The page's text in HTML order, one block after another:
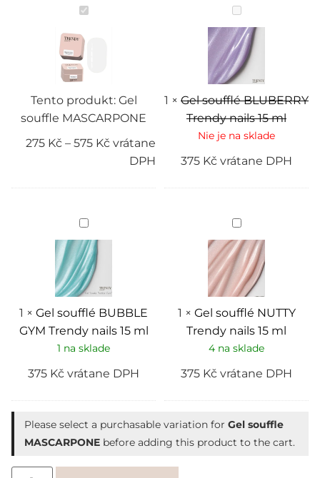
Gel
souffle
Tento produkt: Gel
souffle MASCARPONE
275 Kč – 575 Kč vrátane
DPH
Gel
soufflé
BLUBERRY
Trendy
nails
15
ml
1 × Gel soufflé BLUBERRY
Trendy nails 15 ml
Nie je na sklade
375 Kč vrátane DPH
Gel
soufflé
BUBBLE
GYM
Trendy
nails
15
ml
1 × Gel soufflé BUBBLE
GYM Trendy nails 15 ml
1 na sklade
375 Kč vrátane DPH
Gel
soufflé
NUTTY
Trendy
nails
15
ml
1 × Gel soufflé NUTTY
Trendy nails 15 ml
4 na sklade
375 Kč vrátane DPH
Please select a purchasable variation for Gel souffle
MASCARPONE before adding this product to the cart.